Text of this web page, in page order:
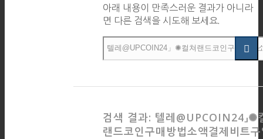
아래 내용이 만족스러운 결과가 아니라
면 다른 검색을 시도해 보세요.
검색 결과: 텔레@UPCOIN24」✺
랜드코인구매방법소액결제비트